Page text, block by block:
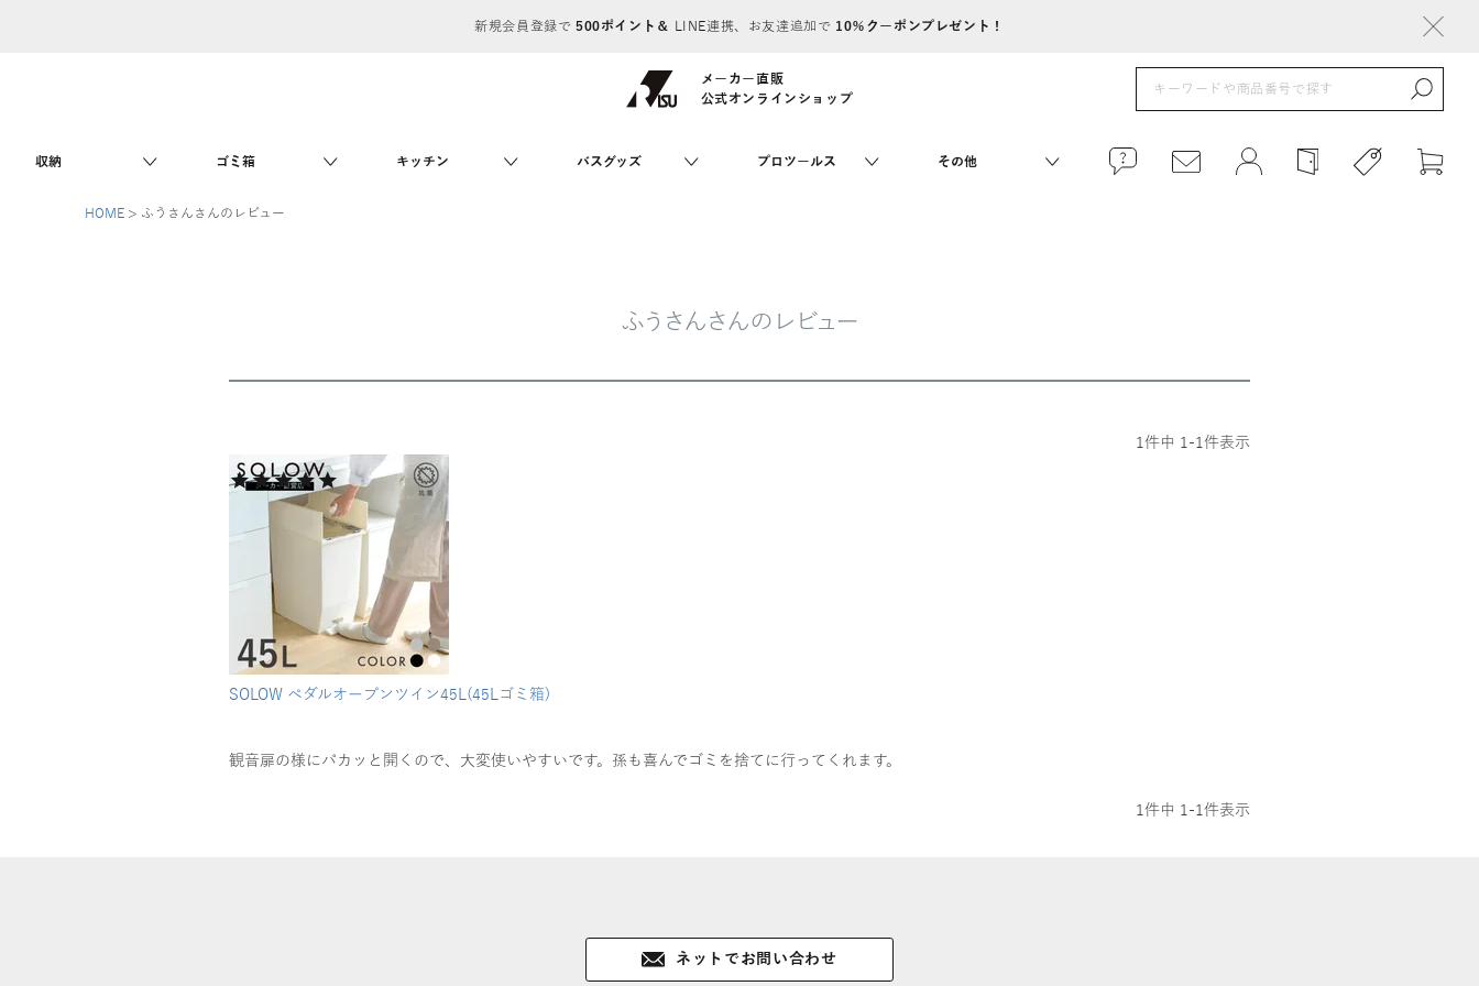
新規会員登録で500ポイント＆ LINE連携、お友達追加で 10％クーポンプレゼント！
メーカー直販
公式オンラインショップ
収納 ゴミ箱 キッチン バスグッズ プロツールス その他
HOME ふうさんさんのレビュー
ふうさんさんのレビュー
1件中 1-1件表示
SOLOW ペダルオープンツイン45L(45Lゴミ箱)
観音扉の様にパカッと開くので、大変使いやすいです。孫も喜んでゴミを捨てに行ってくれます。
1件中 1-1件表示
ネットでお問い合わせ